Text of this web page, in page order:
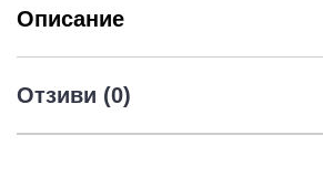
Описание
Отзиви (0)